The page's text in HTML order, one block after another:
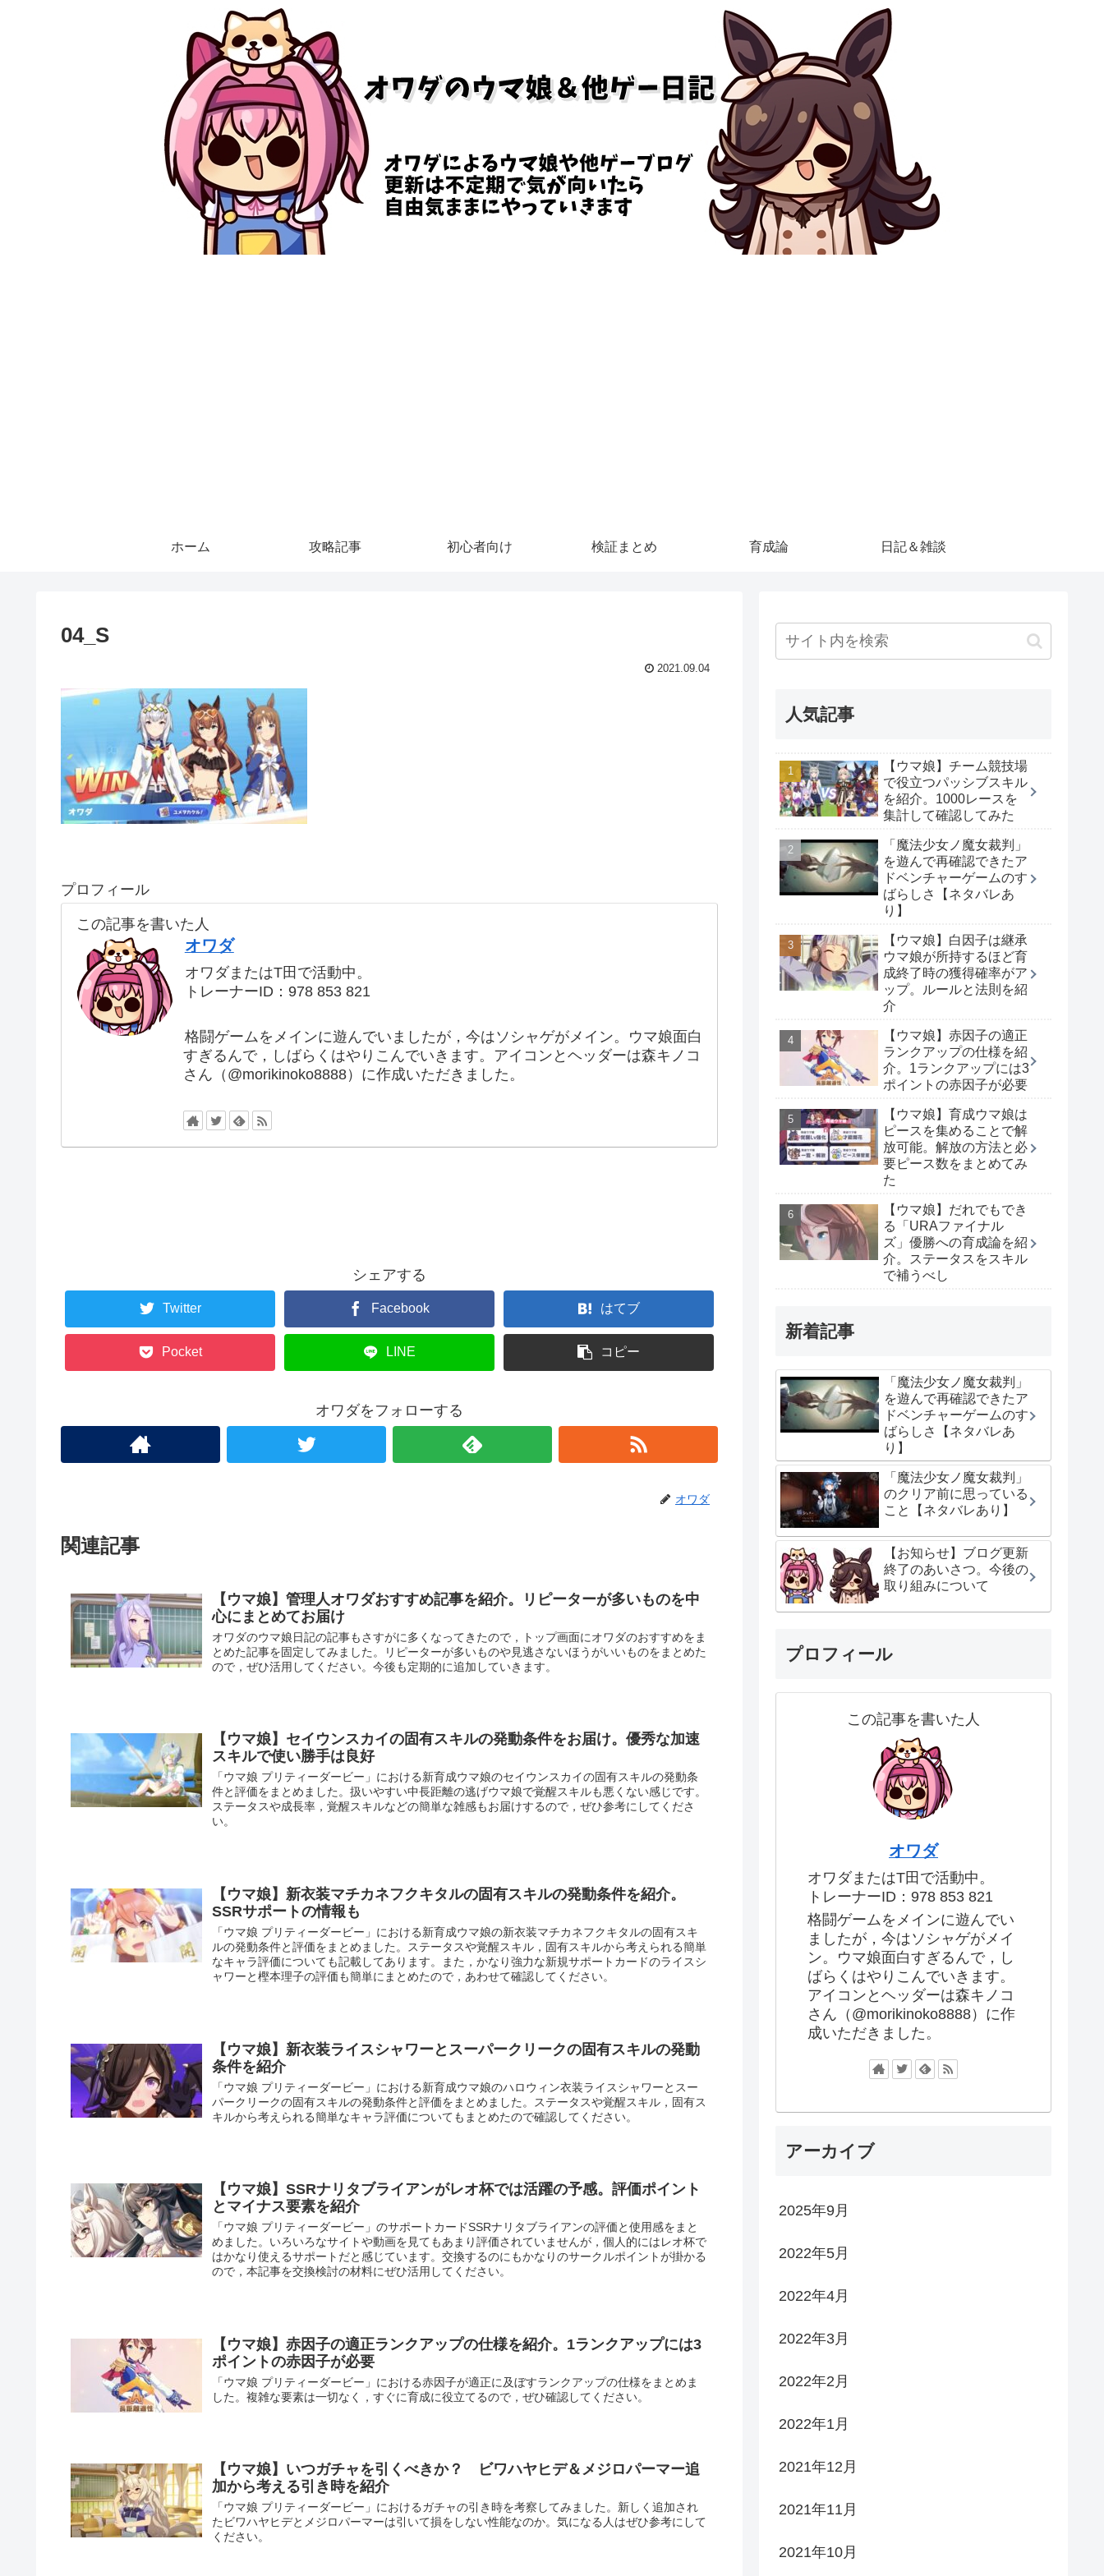
ホーム 攻略記事 初心者向け 検証まとめ 育成論 日記＆雑談
04_S
2021.09.04
プロフィール
この記事を書いた人
オワダ
オワダまたはT田で活動中。
トレーナーID：978 853 821
格闘ゲームをメインに遊んでいましたが，今はソシャゲがメイン。ウマ娘面白
すぎるんで，しばらくはやりこんでいきます。アイコンとヘッダーは森キノコ
さん（@morikinoko8888）に作成いただきました。
シェアする
Twitter Facebook はてブ
Pocket LINE コピー
オワダをフォローする
オワダ
関連記事
【ウマ娘】管理人オワダおすすめ記事を紹介。リピーターが多いものを中
心にまとめてお届け
オワダのウマ娘日記の記事もさすがに多くなってきたので，トップ画面にオワダのおすすめをま
とめた記事を固定してみました。リピーターが多いものや見逃さないほうがいいものをまとめた
ので，ぜひ活用してください。今後も定期的に追加していきます。
【ウマ娘】セイウンスカイの固有スキルの発動条件をお届け。優秀な加速
スキルで使い勝手は良好
「ウマ娘 プリティーダービー」における新育成ウマ娘のセイウンスカイの固有スキルの発動条
件と評価をまとめました。扱いやすい中長距離の逃げウマ娘で覚醒スキルも悪くない感じです。
ステータスや成長率，覚醒スキルなどの簡単な雑感もお届けするので，ぜひ参考にしてくださ
い。
【ウマ娘】新衣装マチカネフクキタルの固有スキルの発動条件を紹介。
SSRサポートの情報も
「ウマ娘 プリティーダービー」における新育成ウマ娘の新衣装マチカネフクキタルの固有スキ
ルの発動条件と評価をまとめました。ステータスや覚醒スキル，固有スキルから考えられる簡単
なキャラ評価についても記載してあります。また，かなり強力な新規サポートカードのライスシ
ャワーと樫本理子の評価も簡単にまとめたので，あわせて確認してください。
【ウマ娘】新衣装ライスシャワーとスーパークリークの固有スキルの発動
条件を紹介
「ウマ娘 プリティーダービー」における新育成ウマ娘のハロウィン衣装ライスシャワーとスー
パークリークの固有スキルの発動条件と評価をまとめました。ステータスや覚醒スキル，固有ス
キルから考えられる簡単なキャラ評価についてもまとめたので確認してください。
【ウマ娘】SSRナリタブライアンがレオ杯では活躍の予感。評価ポイント
とマイナス要素を紹介
「ウマ娘 プリティーダービー」のサポートカードSSRナリタブライアンの評価と使用感をまと
めました。いろいろなサイトや動画を見てもあまり評価されていませんが，個人的にはレオ杯で
はかなり使えるサポートだと感じています。交換するのにもかなりのサークルポイントが掛かる
ので，本記事を交換検討の材料にぜひ活用してください。
【ウマ娘】赤因子の適正ランクアップの仕様を紹介。1ランクアップには3
ポイントの赤因子が必要
「ウマ娘 プリティーダービー」における赤因子が適正に及ぼすランクアップの仕様をまとめま
した。複雑な要素は一切なく，すぐに育成に役立てるので，ぜひ確認してください。
【ウマ娘】いつガチャを引くべきか？ ビワハヤヒデ＆メジロパーマー追
加から考える引き時を紹介
「ウマ娘 プリティーダービー」におけるガチャの引き時を考察してみました。新しく追加され
たビワハヤヒデとメジロパーマーは引いて損をしない性能なのか。気になる人はぜひ参考にして
ください。
人気記事
【ウマ娘】チーム競技場
で役立つパッシブスキル
を紹介。1000レースを
集計して確認してみた
「魔法少女ノ魔女裁判」
を遊んで再確認できたア
ドベンチャーゲームのす
ばらしさ【ネタバレあ
り】
【ウマ娘】白因子は継承
ウマ娘が所持するほど育
成終了時の獲得確率がア
ップ。ルールと法則を紹
介
【ウマ娘】赤因子の適正
ランクアップの仕様を紹
介。1ランクアップには3
ポイントの赤因子が必要
【ウマ娘】育成ウマ娘は
ピースを集めることで解
放可能。解放の方法と必
要ピース数をまとめてみ
た
【ウマ娘】だれでもでき
る「URAファイナル
ズ」優勝への育成論を紹
介。ステータスをスキル
で補うべし
新着記事
「魔法少女ノ魔女裁判」
を遊んで再確認できたア
ドベンチャーゲームのす
ばらしさ【ネタバレあ
り】
「魔法少女ノ魔女裁判」
のクリア前に思っている
こと【ネタバレあり】
【お知らせ】ブログ更新
終了のあいさつ。今後の
取り組みについて
プロフィール
この記事を書いた人
オワダ
オワダまたはT田で活動中。
トレーナーID：978 853 821
格闘ゲームをメインに遊んでい
ましたが，今はソシャゲがメイ
ン。ウマ娘面白すぎるんで，し
ばらくはやりこんでいきます。
アイコンとヘッダーは森キノコ
さん（@morikinoko8888）に作
成いただきました。
アーカイブ
2025年9月
2022年5月
2022年4月
2022年3月
2022年2月
2022年1月
2021年12月
2021年11月
2021年10月